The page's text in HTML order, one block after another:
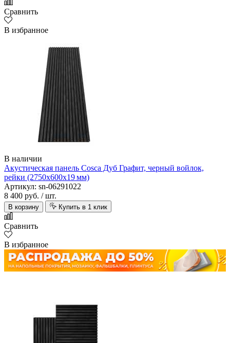
Сравнить
В избранное
В наличии
Акустическая панель Cosca Дуб Графит, черный войлок,
рейки (2750х600х19 мм)
Артикул: sn-06291022
8 400 руб. / шт.
В корзину Купить в 1 клик
Сравнить
В избранное